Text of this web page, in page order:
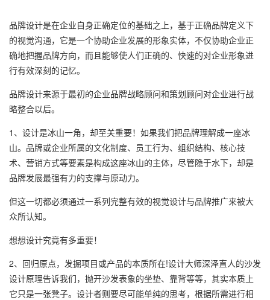
品牌设计是在企业自身正确定位的基础之上，基于正确品牌定义下
的视觉沟通，它是一个协助企业发展的形象实体，不仅协助企业正
确地把握品牌方向，而且能够使人们正确的、快速的对企业形象进
行有效深刻的记忆。
品牌设计来源于最初的企业品牌战略顾问和策划顾问对企业进行战
略整合以后。
1、设计是冰山一角，却至关重要！如果我们把品牌理解成一座冰
山。品牌或企业所属的文化制度、员工行为、组织结构、核心技
术、营销方式等要素是构成这座冰山的主体，尽管隐于水下，却是
品牌发展最强有力的支撑与原动力。
但这一切都必须通过一系列完整有效的视觉设计与品牌推广来被大
众所认知。
想想设计究竟有多重要！
2、回归原点，发掘项目或产品的本质所在!设计大师深泽直人的沙发
设计原理告诉我们，抛开沙发表象的坐垫、靠背等等，其实本质上
它只是一张凳子。设计者则要尽可能单纯的思考，根据所需进行相